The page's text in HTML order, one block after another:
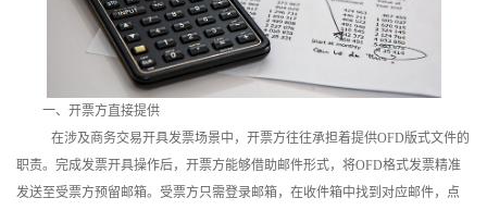
一、开票方直接提供
在涉及商务交易开具发票场景中，开票方往往承担着提供OFD版式文件的
职责。完成发票开具操作后，开票方能够借助邮件形式，将OFD格式发票精准
发送至受票方预留邮箱。受票方只需登录邮箱，在收件箱中找到对应邮件，点